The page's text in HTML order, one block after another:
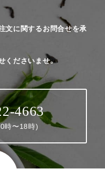
文に関するお問合せを承
くださいませ。
4663
時〜18時)